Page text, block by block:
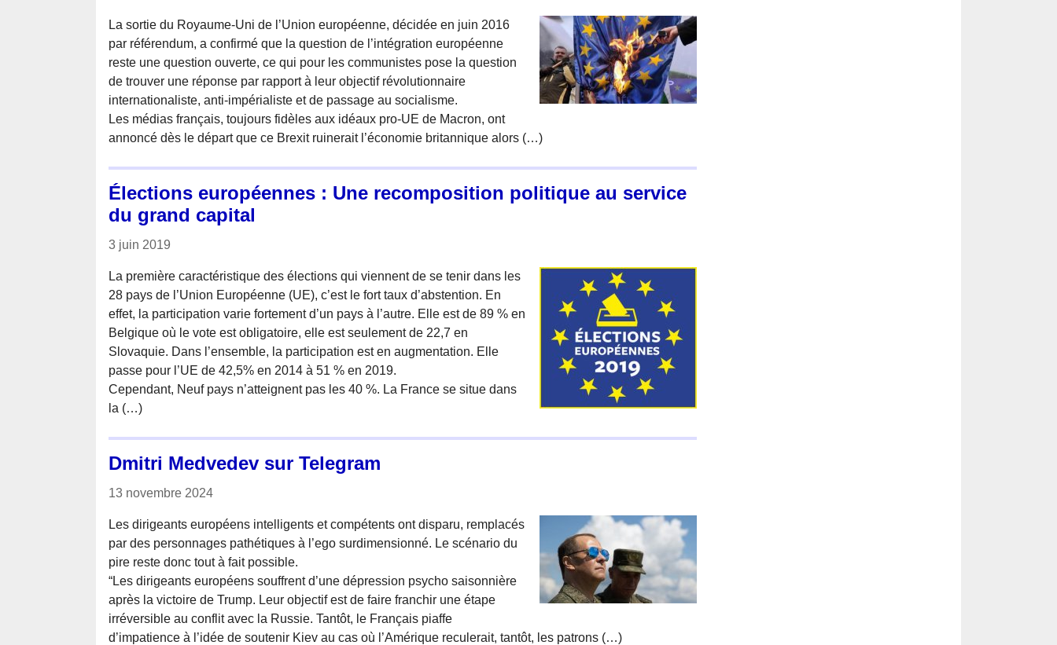
La sortie du Royaume-Uni de l’Union européenne, décidée en juin 2016
par référendum, a confirmé que la question de l’intégration européenne
reste une question ouverte, ce qui pour les communistes pose la question
de trouver une réponse par rapport à leur objectif révolutionnaire
internationaliste, anti-impérialiste et de passage au socialisme.
Les médias français, toujours fidèles aux idéaux pro-UE de Macron, ont
annoncé dès le départ que ce Brexit ruinerait l’économie britannique alors (…)
Élections européennes : Une recomposition politique au service
du grand capital
3 juin 2019
La première caractéristique des élections qui viennent de se tenir dans les
28 pays de l’Union Européenne (UE), c’est le fort taux d’abstention. En
effet, la participation varie fortement d’un pays à l’autre. Elle est de 89 % en
Belgique où le vote est obligatoire, elle est seulement de 22,7 en
Slovaquie. Dans l’ensemble, la participation est en augmentation. Elle
passe pour l’UE de 42,5% en 2014 à 51 % en 2019.
Cependant, Neuf pays n’atteignent pas les 40 %. La France se situe dans
la (…)
Dmitri Medvedev sur Telegram
13 novembre 2024
Les dirigeants européens intelligents et compétents ont disparu, remplacés
par des personnages pathétiques à l’ego surdimensionné. Le scénario du
pire reste donc tout à fait possible.
“Les dirigeants européens souffrent d’une dépression psycho saisonnière
après la victoire de Trump. Leur objectif est de faire franchir une étape
irréversible au conflit avec la Russie. Tantôt, le Français piaffe
d’impatience à l’idée de soutenir Kiev au cas où l’Amérique reculerait, tantôt, les patrons (…)